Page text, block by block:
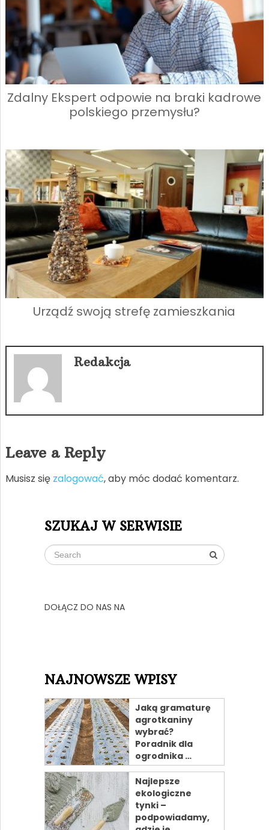
Zdalny Ekspert odpowie na braki kadrowe
polskiego przemysłu?
Urządź swoją strefę zamieszkania
Redakcja
Leave a Reply
Musisz się zalogować, aby móc dodać komentarz.
SZUKAJ W SERWISIE
DOŁĄCZ DO NAS NA
NAJNOWSZE WPISY
Jaką gramaturę
agrotkaniny
wybrać?
Poradnik dla
ogrodnika …
Najlepsze
ekologiczne
tynki –
podpowiadamy,